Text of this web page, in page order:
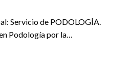
Servicio de PODOLOGÍA.
Podología por la…